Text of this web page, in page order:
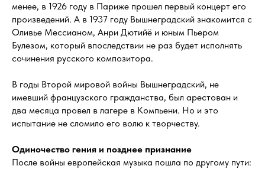
менее, в 1926 году в Париже прошел первый концерт его
произведений. А в 1937 году Вышнеградский знакомится с
Оливье Мессианом, Анри Дютийё и юным Пьером
Булезом, который впоследствии не раз будет исполнять
сочинения русского композитора.
В годы Второй мировой войны Вышнеградский, не
имевший французского гражданства, был арестован и
два месяца провел в лагере в Компьени. Но и это
испытание не сломило его волю к творчеству.
Одиночество гения и позднее признание
После войны европейская музыка пошла по другому пути: